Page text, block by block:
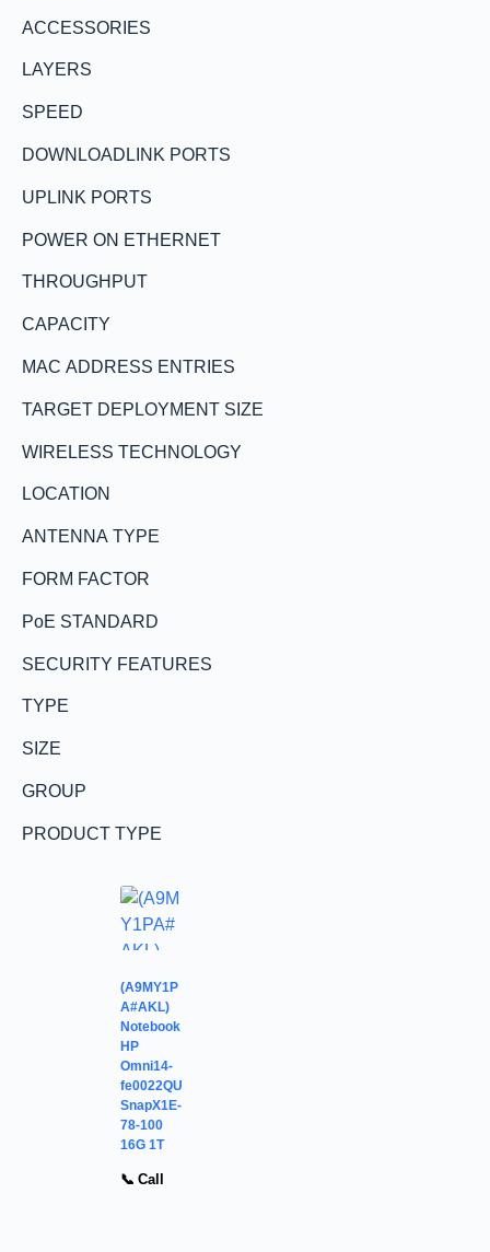
ACCESSORIES
LAYERS
SPEED
DOWNLOADLINK PORTS
UPLINK PORTS
POWER ON ETHERNET
THROUGHPUT
CAPACITY
MAC ADDRESS ENTRIES
TARGET DEPLOYMENT SIZE
WIRELESS TECHNOLOGY
LOCATION
ANTENNA TYPE
FORM FACTOR
PoE STANDARD
SECURITY FEATURES
TYPE
SIZE
GROUP
PRODUCT TYPE
(A9MY1P
A#AKL)
Notebook
HP
Omni14-
fe0022QU
SnapX1E-
78-100
16G 1T
📞 Call